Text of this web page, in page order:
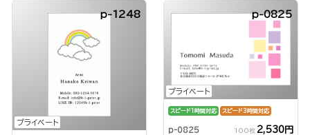
プライベート
p-1248
プライベート
p-0825
スピード1時間対応 スピード3時間対応
p-0825 100枚 2,530円